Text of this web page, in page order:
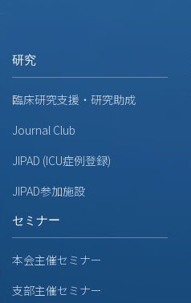
研究
臨床研究支援・研究助成
Journal Club
JIPAD (ICU症例登録)
JIPAD参加施設
セミナー
本会主催セミナー
支部主催セミナー